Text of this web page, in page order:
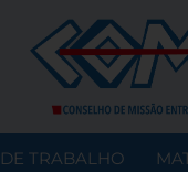
TRABALHO